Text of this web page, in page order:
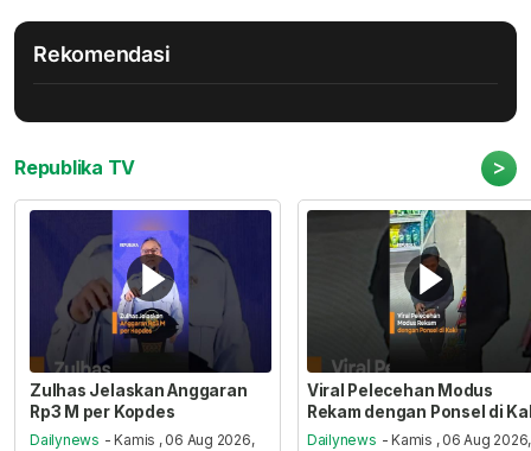
Rekomendasi
Republika TV >
Zulhas Jelaskan Anggaran
Rp3 M per Kopdes
Dailynews - Kamis , 06 Aug 2026,
Viral Pelecehan Modus
Rekam dengan Ponsel di
Dailynews - Kamis , 06 Aug 2026,